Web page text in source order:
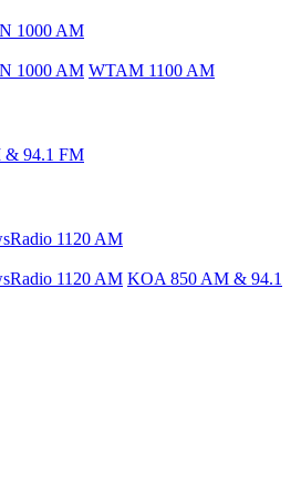
1000 AM
1000 AM WTAM 1100 AM
94.1 FM
1120 AM
1120 AM KOA 850 AM & 94.1